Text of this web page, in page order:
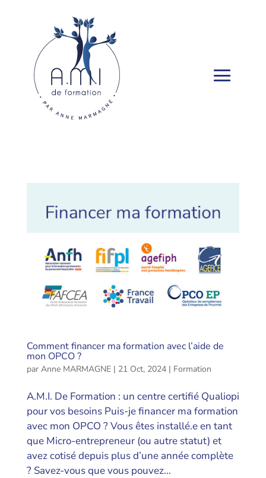
Comment financer ma formation avec l’aide de
mon OPCO ?
par Anne MARMAGNE| 21 Oct, 2024| Formation
A.M.I. De Formation : un centre certifié Qualiopi
pour vos besoins Puis-je financer ma formation
avec mon OPCO ? Vous êtes installé.e en tant
que Micro-entrepreneur (ou autre statut) et
avez cotisé depuis plus d’une année complète
? Savez-vous que vous pouvez...